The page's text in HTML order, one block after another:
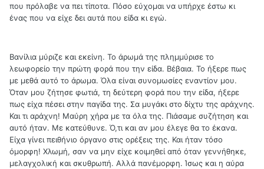
που πρόλαβε να πει τίποτα. Πόσο εύχομαι να υπήρχε έστω κι
ένας που να είχε δει αυτά που είδα κι εγώ.
Βανίλια μύριζε και εκείνη. Το άρωμά της πλημμύρισε το
λεωφορείο την πρώτη φορά που την είδα. Βέβαια. Το ήξερε πως
με μεθά αυτό το άρωμα. Όλα είναι συνομωσίες εναντίον μου.
Όταν μου ζήτησε φωτιά, τη δεύτερη φορά που την είδα, ήξερε
πως είχα πέσει στην παγίδα της. Σα μυγάκι στο δίχτυ της αράχνης.
Και τι αράχνη! Μαύρη χήρα με τα όλα της. Πιάσαμε συζήτηση και
αυτό ήταν. Με κατεύθυνε. Ό,τι και αν μου έλεγε θα το έκανα.
Είχα γίνει πειθήνιο όργανο στις ορέξεις της. Και ήταν τόσο
όμορφη! Χλωμή, σαν να μην είχε κοιμηθεί από όταν γεννήθηκε,
μελαγχολική και σκυθρωπή. Αλλά πανέμορφη. Ίσως και η αύρα